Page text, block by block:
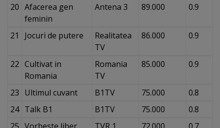
20 Afacerea gen
feminin
Antena 3 89.000 0.9
21 Jocuri de putere
Realitatea
TV
86.000 0.9
22 Cultivat in
Romania
Romania
TV
85.000 0.9
23 Ultimul cuvant B1TV 75.000
0.8
24 Talk B1 B1TV 75.000
0.8